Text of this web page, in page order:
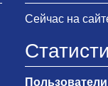
Сейчас на
Пользователи